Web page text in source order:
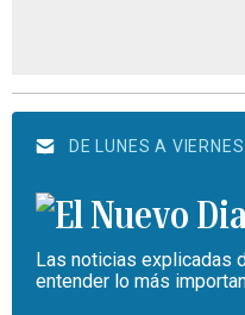
DE LUNES A VIERNES
Las noticias explicadas
entender lo más